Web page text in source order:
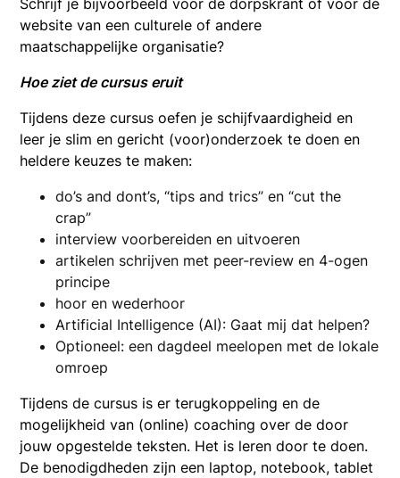
Schrijf je bijvoorbeeld voor de dorpskrant of voor de
website van een culturele of andere
maatschappelijke organisatie?
Hoe ziet de cursus eruit
Tijdens deze cursus oefen je schijfvaardigheid en
leer je slim en gericht (voor)onderzoek te doen en
heldere keuzes te maken:
do’s and dont’s, “tips and trics” en “cut the
crap”
interview voorbereiden en uitvoeren
artikelen schrijven met peer-review en 4-ogen
principe
hoor en wederhoor
Artificial Intelligence (AI): Gaat mij dat helpen?
Optioneel: een dagdeel meelopen met de lokale
omroep
Tijdens de cursus is er terugkoppeling en de
mogelijkheid van (online) coaching over de door
jouw opgestelde teksten. Het is leren door te doen.
De benodigdheden zijn een laptop, notebook, tablet